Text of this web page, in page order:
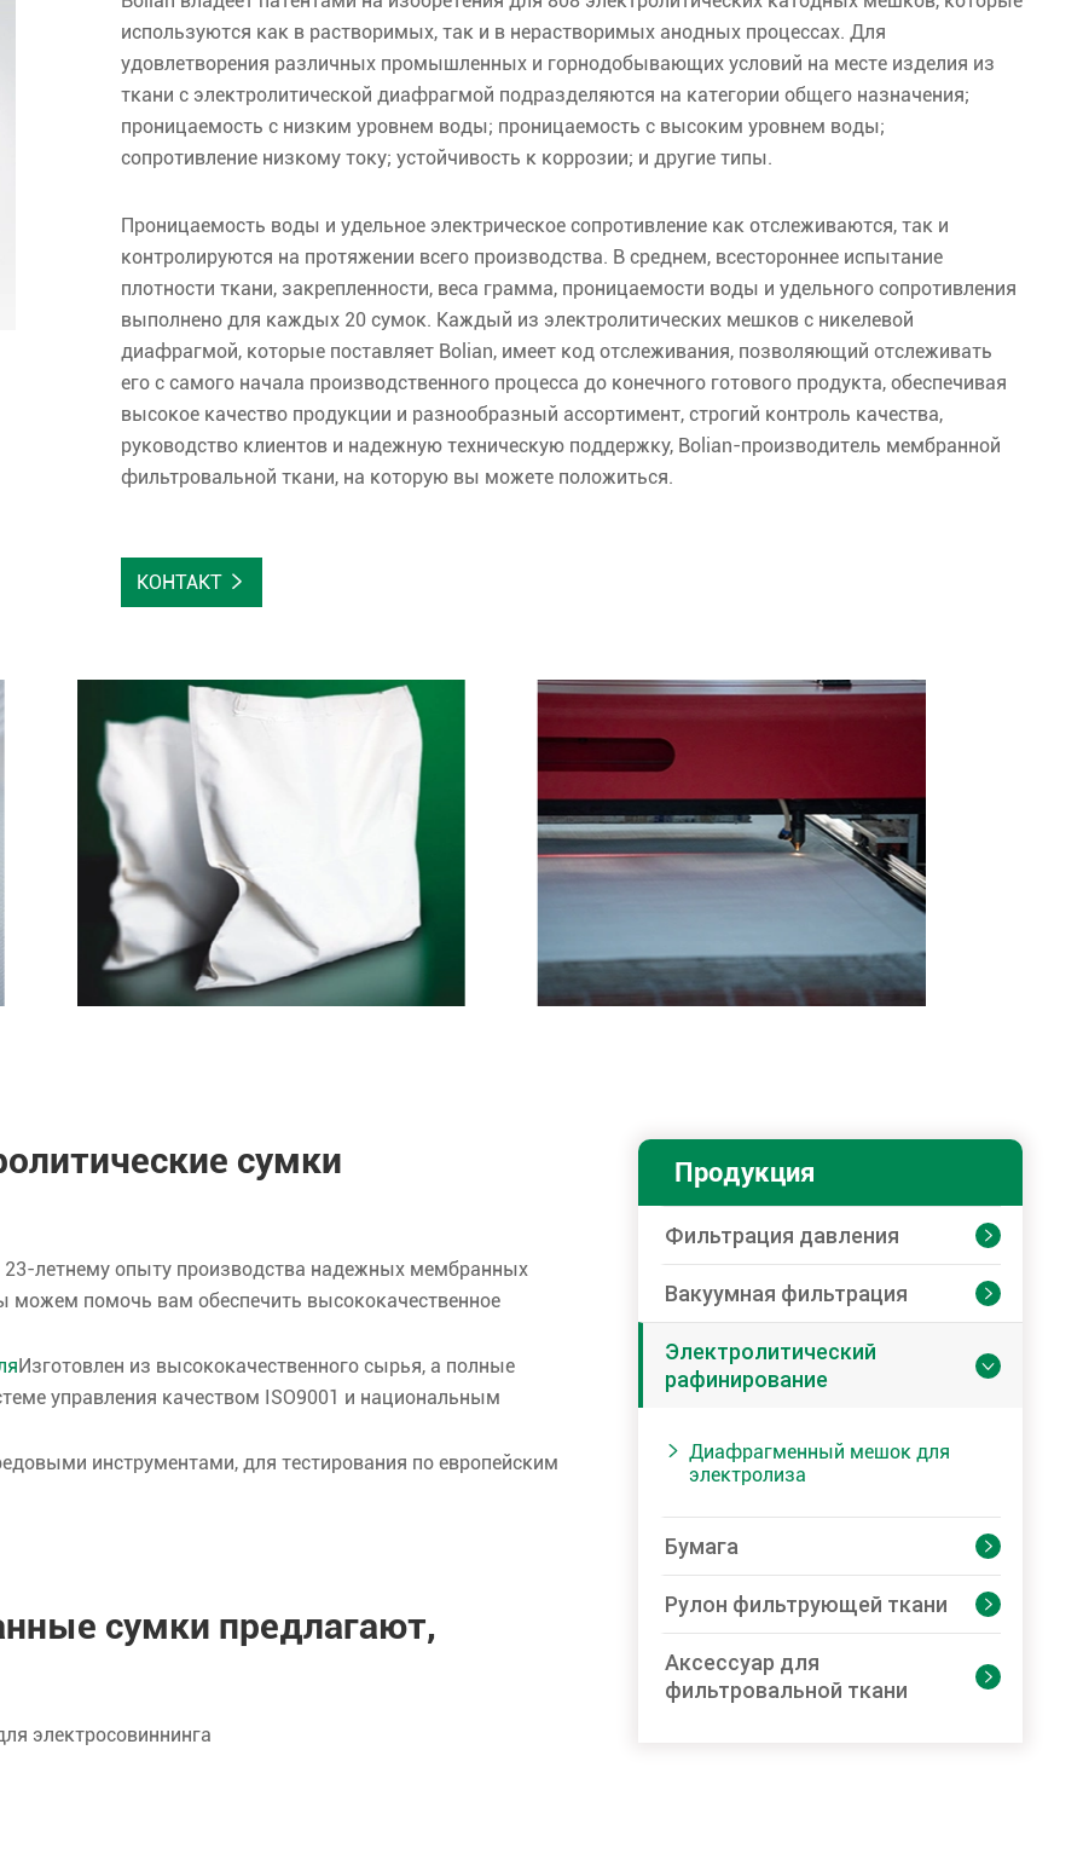
используются как в растворимых, так и в нерастворимых анодных процессах. Для
удовлетворения различных промышленных и горнодобывающих условий на месте изделия из
ткани с электролитической диафрагмой подразделяются на категории общего назначения;
проницаемость с низким уровнем воды; проницаемость с высоким уровнем воды;
сопротивление низкому току; устойчивость к коррозии; и другие типы.
Проницаемость воды и удельное электрическое сопротивление как отслеживаются, так и
контролируются на протяжении всего производства. В среднем, всестороннее испытание
плотности ткани, закрепленности, веса грамма, проницаемости воды и удельного сопротивления
выполнено для каждых 20 сумок. Каждый из электролитических мешков с никелевой
диафрагмой, которые поставляет Bolian, имеет код отслеживания, позволяющий отслеживать
его с самого начала производственного процесса до конечного готового продукта, обеспечивая
высокое качество продукции и разнообразный ассортимент, строгий контроль качества,
руководство клиентов и надежную техническую поддержку, Bolian-производитель мембранной
фильтровальной ткани, на которую вы можете положиться.
КОНТАКТ 
сумки
летнему опыту производства надежных мембранных
можем помочь вам обеспечить высококачественное
Изготовлен из высококачественного сырья, а полные
управления качеством ISO9001 и национальным
инструментами, для тестирования по европейским
сумки предлагают,
электросовиннинга
Продукция
Фильтрация давления 
Вакуумная фильтрация 
Электролитический
рафинирование


Диафрагменный мешок для
электролиза
Бумага 
Рулон фильтрующей ткани 
Аксессуар для
фильтровальной ткани
